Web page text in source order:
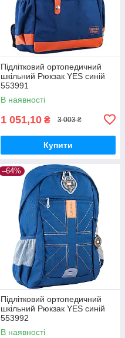
Підлітковий ортопедичний
шкільний Рюкзак YES синій
553991
В наявності
1 051,10 ₴ 3 003 ₴
Купити
–64%
Підлітковий ортопедичний
шкільний Рюкзак YES синій
553992
В наявності